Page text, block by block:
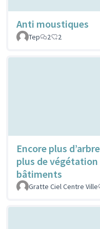
Anti moustiques
Tep
2 2
Encore plus
plus de végétation
bâtiments
Gratte Ciel Centre Ville